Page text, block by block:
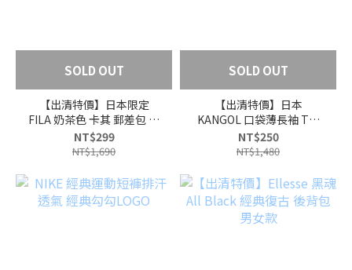
SOLD OUT
【出清特價】日本限定
FILA 奶茶色 卡其 郵差包 大
容量 男女款 情侶款
NT$299
NT$1,690
SOLD OUT
【出清特價】日本
KANGOL 口袋薄長袖 T恤
男女款 L號 亞洲版
NT$250
NT$1,480